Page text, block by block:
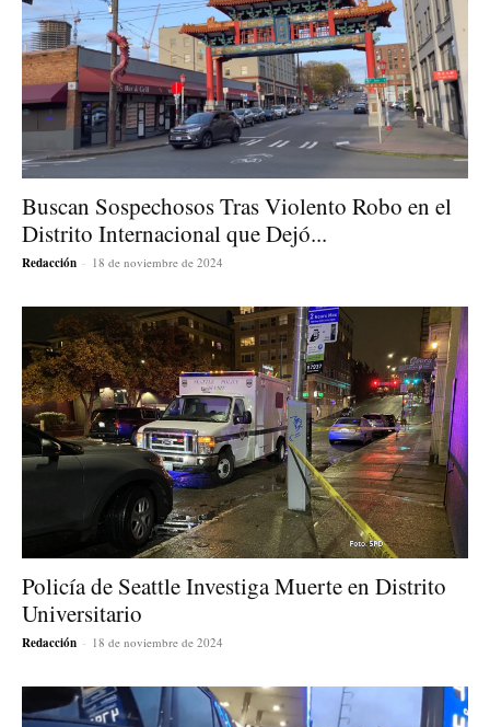
Buscan Sospechosos Tras Violento Robo en el
Distrito Internacional que Dejó...
Redacción - 18 de noviembre de 2024
Policía de Seattle Investiga Muerte en Distrito
Universitario
Redacción - 18 de noviembre de 2024